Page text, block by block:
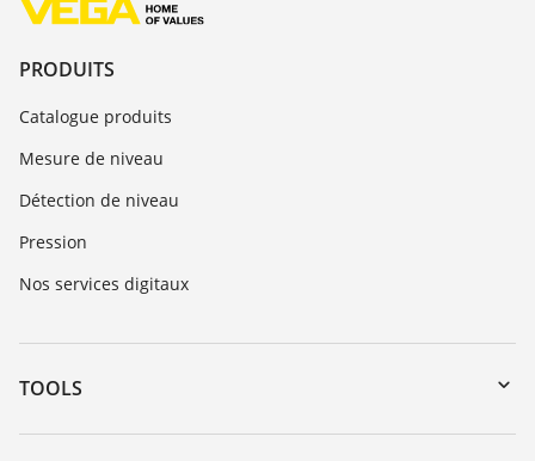
PRODUITS
Catalogue produits
Mesure de niveau
Détection de niveau
Pression
Nos services digitaux
TOOLS
Téléchargements